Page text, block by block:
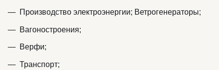
Производство электроэнергии; Ветрогенераторы;
Вагоностроения;
Верфи;
Транспорт;